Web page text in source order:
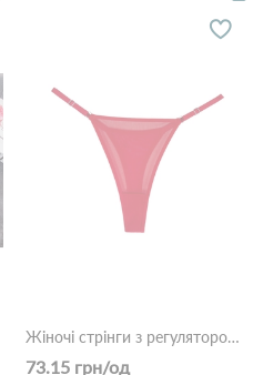
Жіночі стрінги з регулятором (Сітка) DALLIANCE 9964 Червоний
73.15 грн/од